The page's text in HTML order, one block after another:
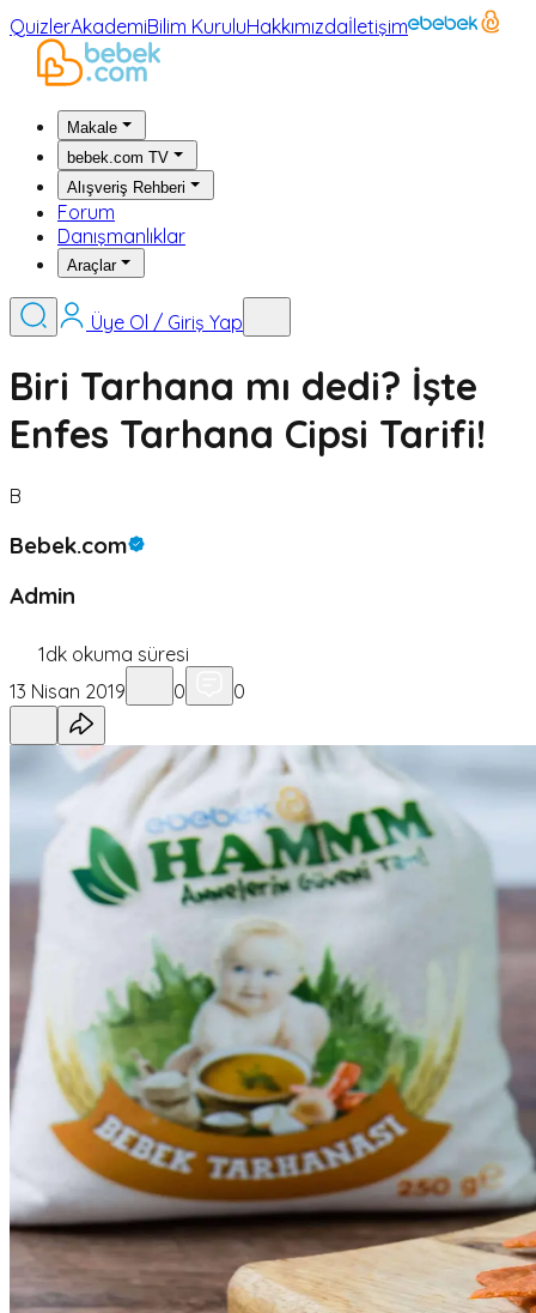
QuizlerAkademiBilim KuruluHakkımızdaİletişim
Makale
bebek.com TV
Alışveriş Rehberi
Forum
Danışmanlıklar
Araçlar
Üye Ol / Giriş Yap
Biri Tarhana mı dedi? İşte
Enfes Tarhana Cipsi Tarifi!
B
Bebek.com
Admin
1dk okuma süresi
13 Nisan 2019
0 0